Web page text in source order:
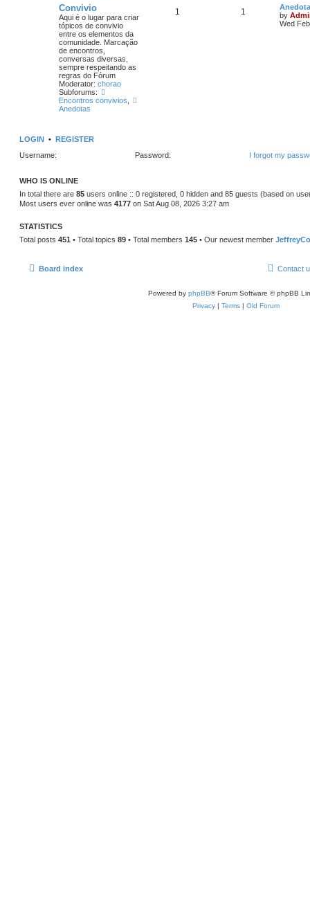
Convivio
Aqui é o lugar para criar
tópicos de convivio
entre os elementos da
comunidade. Marcação
de encontros,
conversas diversas,
sempre respeitando as
regras do Fórum
Moderator: chorao
Subforums:
Encontros convivios
Anedotas
1 1
by
Wed
LOGIN • REGISTER
Username:
Password: I forgot my
WHO IS ONLINE
In total there are 85 users online :: 0 registered, 0 hidden and 85 guests (based on
Most users ever online was 4177 on Sat Aug 08, 2026 3:27 am
STATISTICS
Total posts 451 • Total topics 89 • Total members 145 • Our newest member
Board index Contact
Powered by phpBB® Forum Software © phpBB
Privacy| Terms| Old Forum